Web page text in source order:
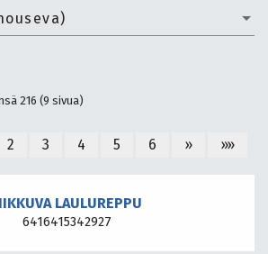
216 (9 sivua)
2 3 4 5 6 » »»
LAULUREPPU
6416415342927